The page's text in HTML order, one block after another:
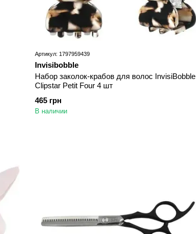
Артикул: 1797959439
Invisibobble
Набор заколок-крабов для волос InvisiBobble
Clipstar Petit Four 4 шт
465 грн
В наличии